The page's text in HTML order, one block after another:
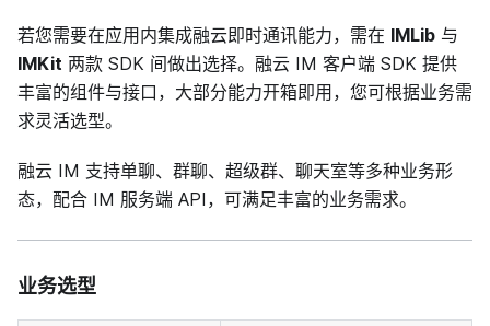
若您需要在应用内集成融云即时通讯能力，需在 IMLib 与
IMKit 两款 SDK 间做出选择。融云 IM 客户端 SDK 提供
丰富的组件与接口，大部分能力开箱即用，您可根据业务需
求灵活选型。
融云 IM 支持单聊、群聊、超级群、聊天室等多种业务形
态，配合 IM 服务端 API，可满足丰富的业务需求。
业务选型